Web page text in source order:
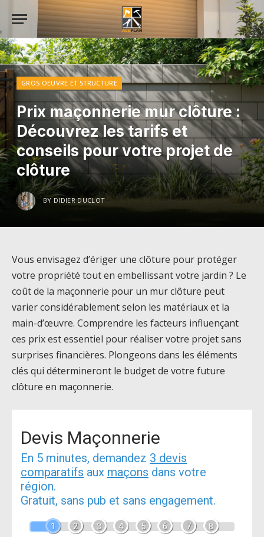
GROS OEUVRE ET STRUCTURE
Prix maçonnerie mur clôture :
Découvrez les tarifs et
conseils pour votre projet de
clôture
BY DIDIER DUCLOT
Vous envisagez d’ériger une clôture pour protéger
votre propriété tout en embellissant votre jardin ? Le
coût de la maçonnerie pour un mur clôture peut
varier considérablement selon les matériaux et la
main-d’œuvre. Comprendre les facteurs influençant
ces prix est essentiel pour réaliser votre projet sans
surprises financières. Plongeons dans les éléments
clés qui détermineront le budget de votre future
clôture en maçonnerie.
Devis Maçonnerie
En 5 minutes, demandez 3 devis
comparatifs aux maçons dans votre
région.
Gratuit, sans pub et sans engagement.
1 2 3 4 5 6 7 8